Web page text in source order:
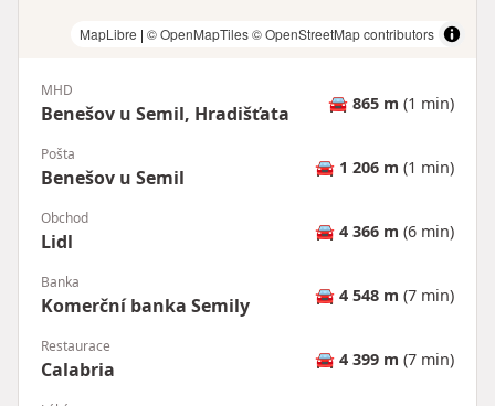
MapLibre | © OpenMapTiles© OpenStreetMap contributors
MHD
Benešov u Semil, Hradišťata 🚘 865 m (1 min)
Pošta
Benešov u Semil 🚘 1 206 m (1 min)
Obchod
Lidl 🚘 4 366 m (6 min)
Banka
Komerční banka Semily 🚘 4 548 m (7 min)
Restaurace
Calabria 🚘 4 399 m (7 min)